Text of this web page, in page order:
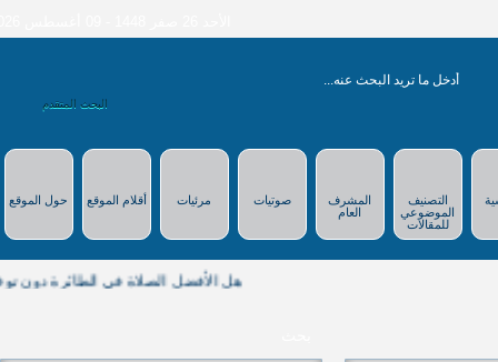
البحث المتقدم
التصنيف
الموضوعي
للمقالات
المشرف
صوتيات مرئيات أقلام الموقع حول الموقع
هل الأفضل الصلاة في الطائرة دون توفر بعض